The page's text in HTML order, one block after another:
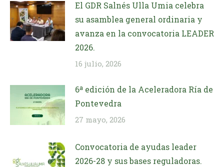
El GDR Salnés Ulla Umia celebra
su asamblea general ordinaria y
avanza en la convocatoria LEADER
2026.
16 julio, 2026
6ª edición de la Aceleradora Ría de
Pontevedra
27 mayo, 2026
Convocatoria de ayudas leader
2026-28 y sus bases reguladoras.